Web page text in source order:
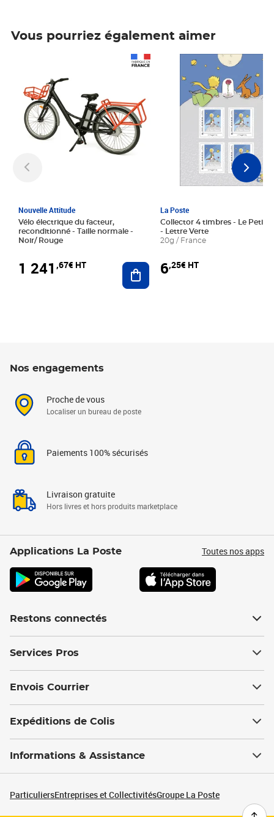
Vous pourriez également aimer
Nouvelle Attitude
Vélo électrique du facteur,
reconditionné - Taille normale -
Noir/ Rouge
1 241 ,67€ HT Ajouter au panier
La Poste
Collector 4 timbres - Le Petit
- Lettre Verte
20g / France
6,25€ HT
Prix 6,25€ HT
Nos engagements
Proche de vous
Localiser un bureau de poste
Paiements 100% sécurisés
Livraison gratuite
Hors livres et hors produits marketplace
Applications La Poste Toutes nos apps
Restons connectés
Services Pros
Envois Courrier
Expéditions de Colis
Informations & Assistance
ParticuliersEntreprises et CollectivitésGroupe La Poste